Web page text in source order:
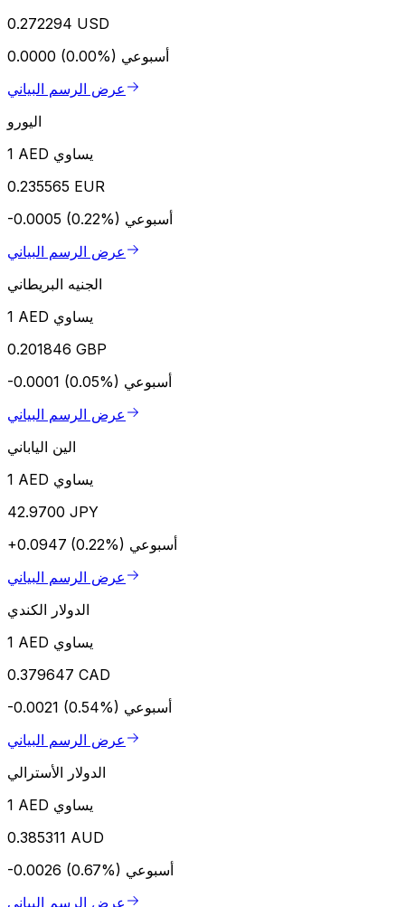
0.272294 USD
0.0000 (0.00%) أسبوعي
عرض الرسم البياني
اليورو
1 AED يساوي
0.235565 EUR
-0.0005 (0.22%) أسبوعي
عرض الرسم البياني
الجنيه البريطاني
1 AED يساوي
0.201846 GBP
-0.0001 (0.05%) أسبوعي
عرض الرسم البياني
الين الياباني
1 AED يساوي
42.9700 JPY
+0.0947 (0.22%) أسبوعي
عرض الرسم البياني
الدولار الكندي
1 AED يساوي
0.379647 CAD
-0.0021 (0.54%) أسبوعي
عرض الرسم البياني
الدولار الأسترالي
1 AED يساوي
0.385311 AUD
-0.0026 (0.67%) أسبوعي
عرض الرسم البياني